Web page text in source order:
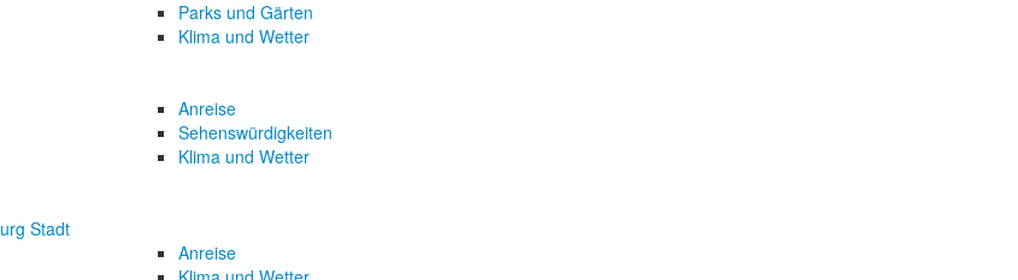
Parks und Gärten
Klima und Wetter
Anreise
Sehenswürdigkeiten
Klima und Wetter
Stadt
Anreise